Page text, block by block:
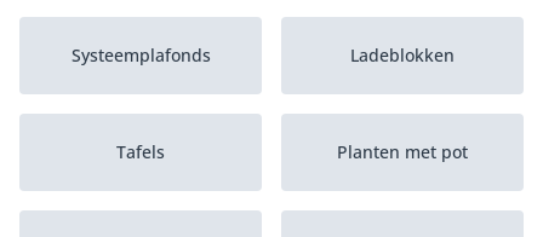
Systeemplafonds Ladeblokken
Tafels Planten met pot